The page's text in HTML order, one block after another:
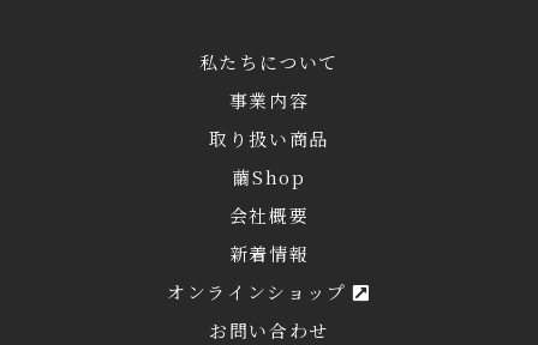
私たちについて
事業内容
取り扱い商品
繭Shop
会社概要
新着情報
オンラインショップ
お問い合わせ